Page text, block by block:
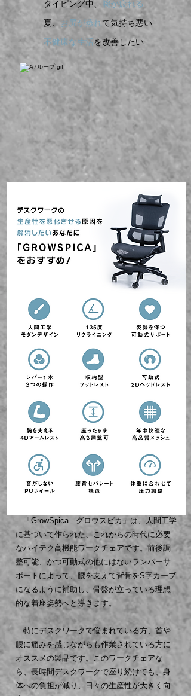
タイピング中、 腕が疲れる
夏、
お尻が蒸れて気持ち悪い
不健康な生活を改善したい
「GrowSpica - グロウスピカ」は、人間工学
に基づいて作られた、これからの時代に必要
なハイテク高機能ワークチェアです。前後調
整可能、かつ可動式の他にはないランバーサ
ポートによって、腰を支えて背骨をS字カーブ
になるように補助し、骨盤が立っている理想
的な着座姿勢へと導きます。
特にデスクワークで悩まれている方、首や
腰に痛みを感じながらも作業されている方に
オススメの製品です。このワークチェアな
ら、長時間デスクワークで座り続けても、身
体への負担が減り、日々の生産性が大きく向